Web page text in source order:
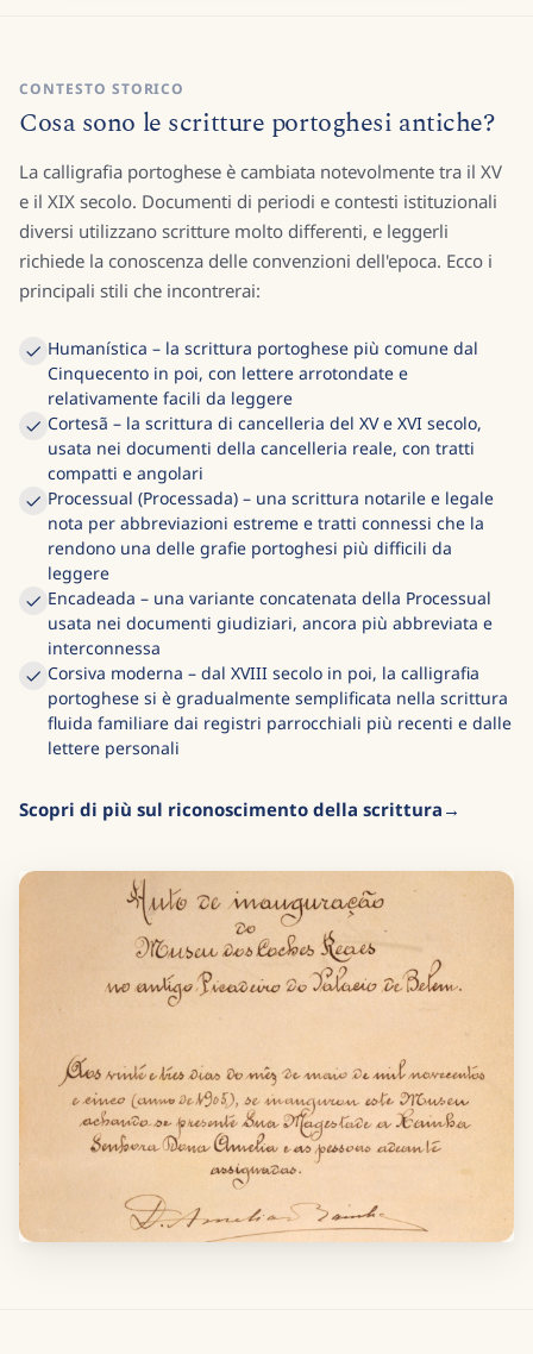
CONTESTO STORICO
Cosa sono le scritture portoghesi antiche?
La calligrafia portoghese è cambiata notevolmente tra il XV
e il XIX secolo. Documenti di periodi e contesti istituzionali
diversi utilizzano scritture molto differenti, e leggerli
richiede la conoscenza delle convenzioni dell'epoca. Ecco i
principali stili che incontrerai:
Humanística – la scrittura portoghese più comune dal
Cinquecento in poi, con lettere arrotondate e
relativamente facili da leggere
Cortesã – la scrittura di cancelleria del XV e XVI secolo,
usata nei documenti della cancelleria reale, con tratti
compatti e angolari
Processual (Processada) – una scrittura notarile e legale
nota per abbreviazioni estreme e tratti connessi che la
rendono una delle grafie portoghesi più difficili da
leggere
Encadeada – una variante concatenata della Processual
usata nei documenti giudiziari, ancora più abbreviata e
interconnessa
Corsiva moderna – dal XVIII secolo in poi, la calligrafia
portoghese si è gradualmente semplificata nella scrittura
fluida familiare dai registri parrocchiali più recenti e dalle
lettere personali
Scopri di più sul riconoscimento della scrittura